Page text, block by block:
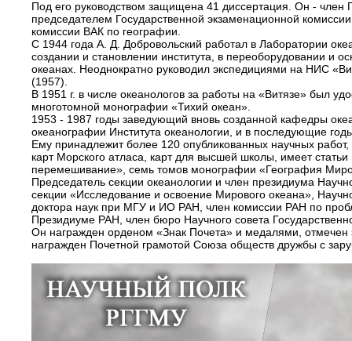
Под его руководством защищена 41 диссертация. Он - член
председателем Государственной экзаменационной
комиссии ВАК по географии.
С 1944 года А. Д. Добровольский работал в Лаборатории
создании и становлении института, в переоборудовании и
океанах. Неоднократно руководил экспедициями на НИС
(1957).
В 1951 г. в числе океанологов за работы на «Витязе» был
многотомной монографии «Тихий океан».
1953 - 1987 годы заведующий вновь созданной кафедры
океанографии Института океанологии, и в последующие
Ему принадлежит более 120 опубликованных научных
карт Морского атласа, карт для высшей школы, имеет
перемешивание», семь томов монографии «География
Председатель секции океанологии и член президиума
секции «Исследование и освоение Мирового океана»,
доктора наук при МГУ и ИО РАН, член комиссии РАН по
Президиуме РАН, член бюро Научного совета
Он награжден орденом «Знак Почета» и медалями, отмечен
награжден Почетной грамотой Союза обществ дружбы с